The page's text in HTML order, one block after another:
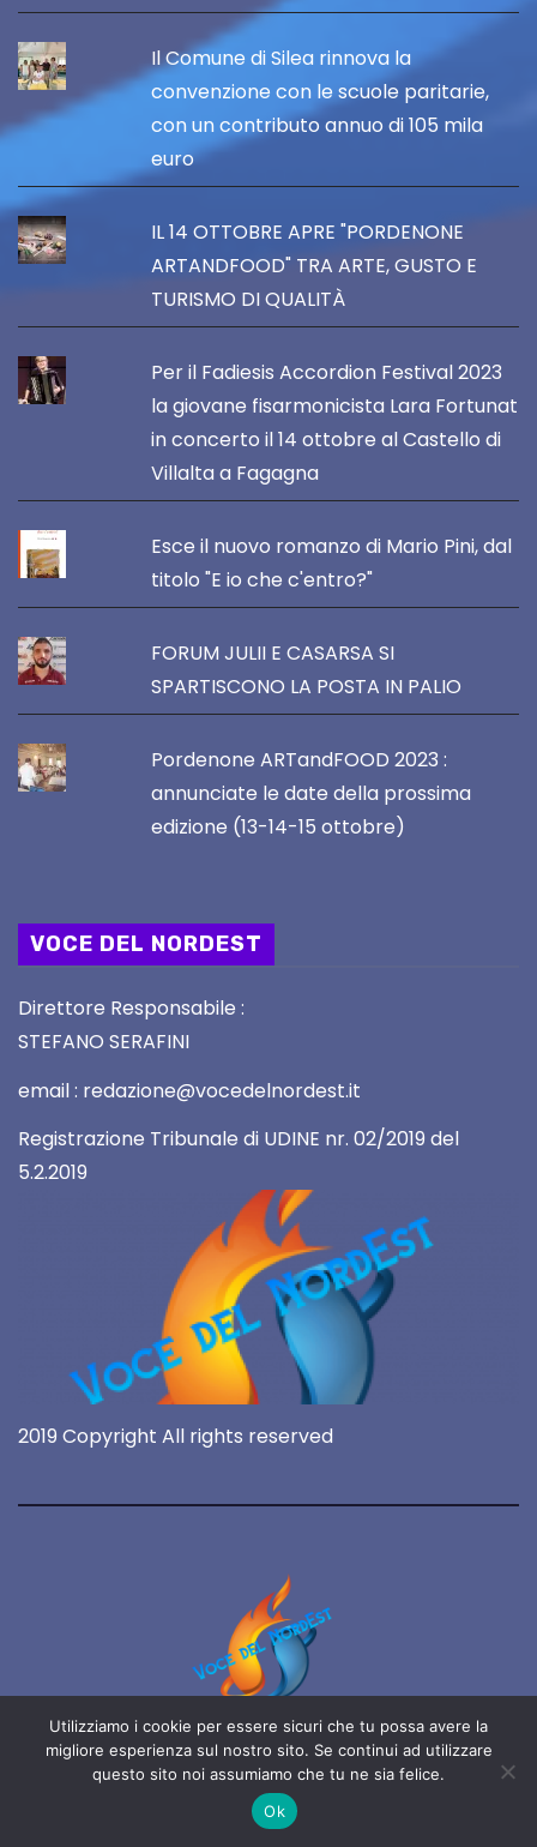
Il Comune di Silea rinnova la
convenzione con le scuole paritarie,
con un contributo annuo di 105 mila
euro
IL 14 OTTOBRE APRE "PORDENONE
ARTANDFOOD" TRA ARTE, GUSTO E
TURISMO DI QUALITÀ
Per il Fadiesis Accordion Festival 2023
la giovane fisarmonicista Lara Fortunat
in concerto il 14 ottobre al Castello di
Villalta a Fagagna
Esce il nuovo romanzo di Mario Pini, dal
titolo "E io che c'entro?"
FORUM JULII E CASARSA SI
SPARTISCONO LA POSTA IN PALIO
Pordenone ARTandFOOD 2023 :
annunciate le date della prossima
edizione (13-14-15 ottobre)
VOCE DEL NORDEST
Direttore Responsabile :
STEFANO SERAFINI
email : redazione@vocedelnordest.it
Registrazione Tribunale di UDINE nr. 02/2019 del
5.2.2019
2019 Copyright All rights reserved
Voce del NordEst
online 24/7
Utilizziamo i cookie per essere sicuri che tu possa avere la
migliore esperienza sul nostro sito. Se continui ad utilizzare
questo sito noi assumiamo che tu ne sia felice.
Ok